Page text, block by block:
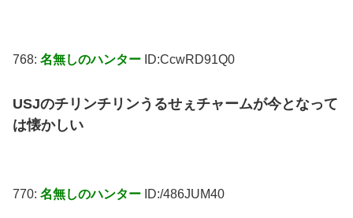
768: 名無しのハンター ID:CcwRD91Q0
USJのチリンチリンうるせぇチャームが今となって
は懐かしい
770: 名無しのハンター ID:/486JUM40